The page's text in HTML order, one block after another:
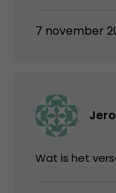
7 november
Wat is het